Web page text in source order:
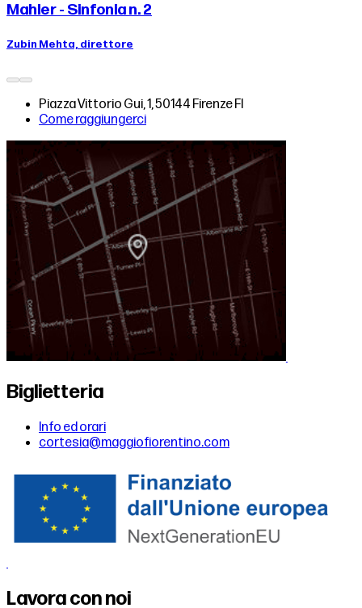
Mahler - Sinfonia n. 2
Zubin Mehta, direttore
Piazza Vittorio Gui, 1, 50144 Firenze FI
Come raggiungerci
Biglietteria
Info ed orari
cortesia@maggiofiorentino.com
Lavora con noi